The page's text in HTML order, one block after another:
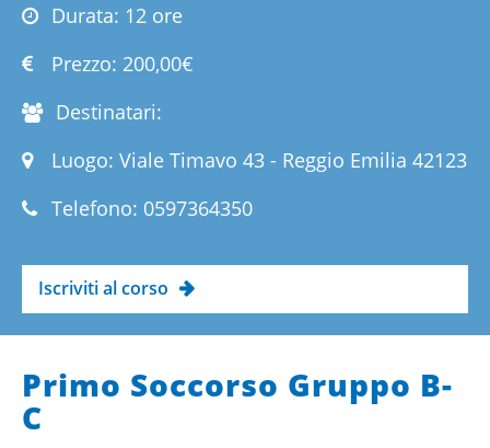
Primo Soccorso Gruppo B-
C
Durata: 12 ore
Prezzo: 200,00€
Destinatari:
Luogo: Viale Timavo 43 - Reggio Emilia 42123
Telefono: 0597364350
Iscriviti al corso